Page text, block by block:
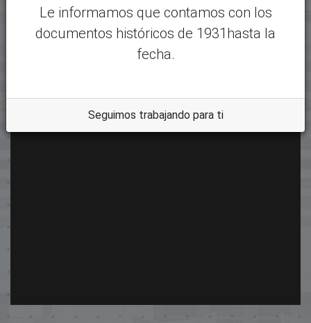
Le informamos que contamos con los
documentos históricos de 1931hasta la
fecha.
Seguimos trabajando para ti